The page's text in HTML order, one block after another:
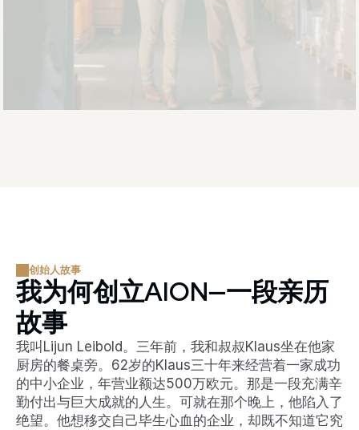
创始人故事
我为何创立AION—一段亲历
故事
我叫Lijun Leibold。三年前，我和叔叔Klaus坐在他家
厨房的餐桌旁。62岁的Klaus三十年来经营着一家成功
的中小企业，年营业额达500万欧元。那是一段充满辛
勤付出与巨大成就的人生。可就在那个晚上，他陷入了
绝望。他想移交自己毕生心血的企业，却既不知道它究